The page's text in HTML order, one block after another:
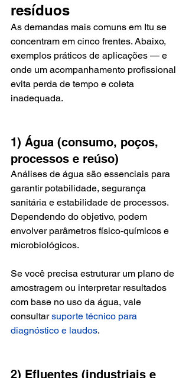
resíduos
As demandas mais comuns em Itu se
concentram em cinco frentes. Abaixo,
exemplos práticos de aplicações — e
onde um acompanhamento profissional
evita perda de tempo e coleta
inadequada.
1) Água (consumo, poços,
processos e reúso)
Análises de água são essenciais para
garantir potabilidade, segurança
sanitária e estabilidade de processos.
Dependendo do objetivo, podem
envolver parâmetros físico-químicos e
microbiológicos.
Se você precisa estruturar um plano de
amostragem ou interpretar resultados
com base no uso da água, vale
consultar suporte técnico para
diagnóstico e laudos.
2) Efluentes (industriais e